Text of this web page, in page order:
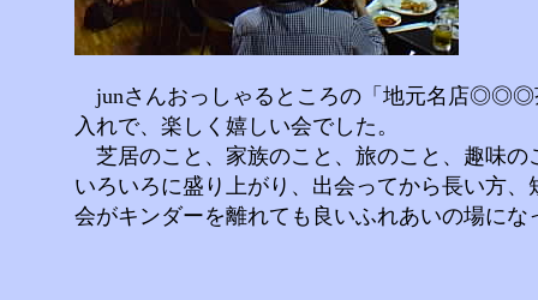
junさんおっしゃるところの「地元名店◎◎◎
入れで、楽しく嬉しい会でした。
芝居のこと、家族のこと、旅のこと、趣味の
いろいろに盛り上がり、出会ってから長い方
会がキンダーを離れても良いふれあいの場に